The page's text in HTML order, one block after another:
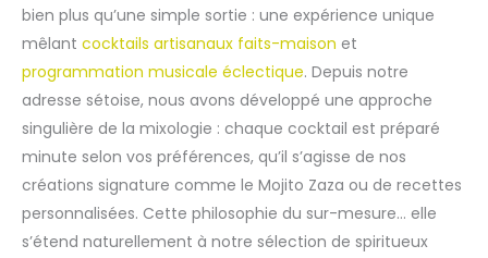
bien plus qu’une simple sortie : une expérience unique
mêlant cocktails artisanaux faits-maison et
programmation musicale éclectique. Depuis notre
adresse sétoise, nous avons développé une approche
singulière de la mixologie : chaque cocktail est préparé
minute selon vos préférences, qu’il s’agisse de nos
créations signature comme le Mojito Zaza ou de recettes
personnalisées. Cette philosophie du sur-mesure… elle
s’étend naturellement à notre sélection de spiritueux